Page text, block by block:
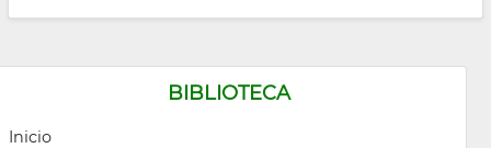
BIBLIOTECA
Inicio